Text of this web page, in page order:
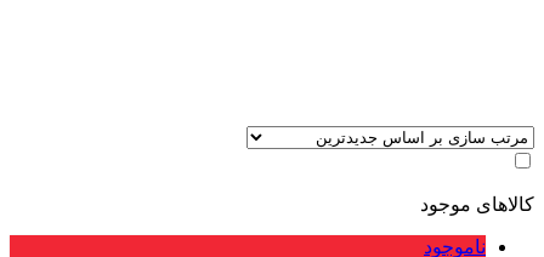
کالاهای موجود
ناموجود